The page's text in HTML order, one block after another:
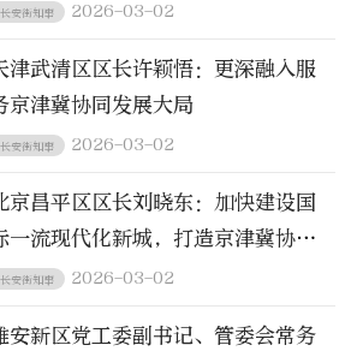
长安街知事 2026-03-02
津武清区区长许颖悟：更深融入服
京津冀协同发展大局
长安街知事 2026-03-02
京昌平区区长刘晓东：加快建设国
一流现代化新城，打造京津冀协同
展新增长极
长安街知事 2026-03-02
安新区党工委副书记、管委会常务